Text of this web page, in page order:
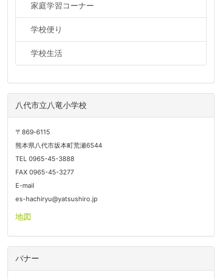
家庭学習コーナー
学校便り
学校生活
八代市立八竜小学校
〒869‐6115
熊本県八代市坂本町荒瀬6544
TEL 0965-45-3888
FAX 0965-45-3277
E-mail
es-hachiryu@yatsushiro.jp
地図
バナー